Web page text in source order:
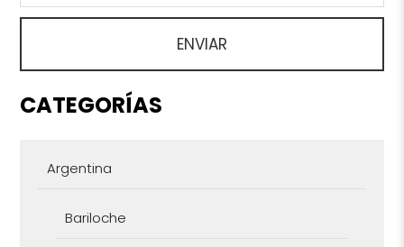
CATEGORÍAS
Argentina
Bariloche